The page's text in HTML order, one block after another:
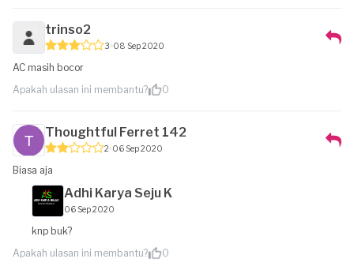
trinso2
3 08 Sep 2020
AC masih bocor
Apakah ulasan ini membantu?
0
Thoughtful Ferret 142
2 06 Sep 2020
Biasa aja
Adhi Karya Seju K
06 Sep 2020
knp buk?
Apakah ulasan ini membantu?
0